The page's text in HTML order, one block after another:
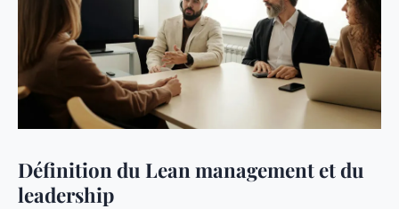
Définition du Lean management et du
leadership